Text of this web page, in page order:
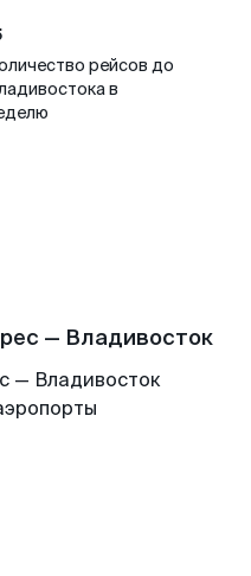
рейсов до
в
— Владивосток
— Владивосток